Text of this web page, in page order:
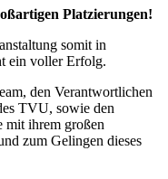
Platzierungen!
somit in
ein voller Erfolg.
den Verantwortlichen
TVU, sowie den
mit ihrem großen
zum Gelingen dieses